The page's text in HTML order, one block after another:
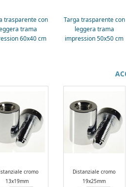
trasparente con
trama
60x40 cm
Targa trasparente con
leggera trama
impression 50x50 cm
cromo
13x19mm
Distanziale cromo
19x25mm